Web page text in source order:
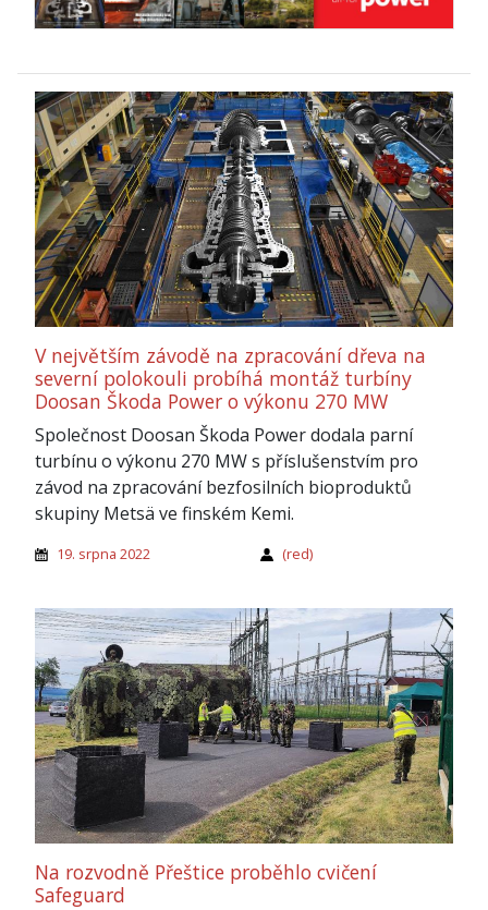
V největším závodě na zpracování dřeva na
severní polokouli probíhá montáž turbíny
Doosan Škoda Power o výkonu 270 MW
Společnost Doosan Škoda Power dodala parní
turbínu o výkonu 270 MW s příslušenstvím pro
závod na zpracování bezfosilních bioproduktů
skupiny Metsä ve finském Kemi.
19. srpna 2022 (red)
Na rozvodně Přeštice proběhlo cvičení
Safeguard